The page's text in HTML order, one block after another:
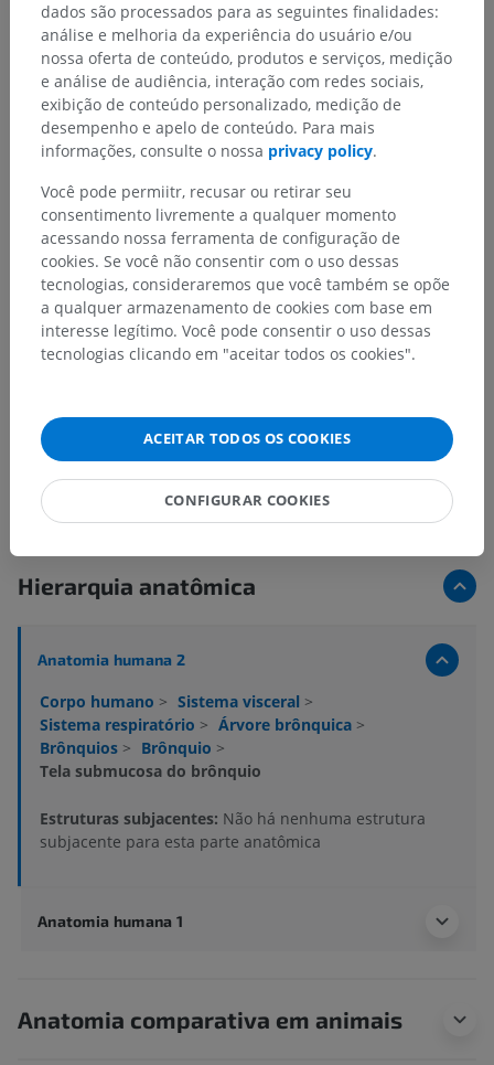
na umidificação, na regulação neural do tônus e da secreção
das vias aéreas e no suprimento vascular. Sua alteração
patológica — incluindo hipertrofia glandular, deposição de
colágeno e infiltração inflamatória — é central para a
patogênese das doenças obstrutivas das vias aéreas.
Galeria
Hierarquia anatômica
Anatomia humana 2
Corpo humano > Sistema visceral >
Sistema respiratório > Árvore brônquica >
Brônquios > Brônquio >
Tela submucosa do brônquio
Estruturas subjacentes: Não há nenhuma estrutura
subjacente para esta parte anatômica
Anatomia humana 1
Anatomia comparativa em animais
dados são processados para as seguintes finalidades:
análise e melhoria da experiência do usuário e/ou
nossa oferta de conteúdo, produtos e serviços, medição
e análise de audiência, interação com redes sociais,
exibição de conteúdo personalizado, medição de
desempenho e apelo de conteúdo. Para mais
informações, consulte o nossa privacy policy.
Você pode permiitr, recusar ou retirar seu
consentimento livremente a qualquer momento
acessando nossa ferramenta de configuração de
cookies. Se você não consentir com o uso dessas
tecnologias, consideraremos que você também se opõe
a qualquer armazenamento de cookies com base em
interesse legítimo. Você pode consentir o uso dessas
tecnologias clicando em "aceitar todos os cookies".
ACEITAR TODOS OS COOKIES
CONFIGURAR COOKIES